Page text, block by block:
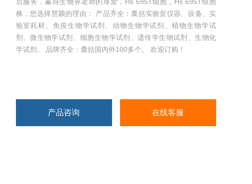
株，您选择慧颖的理由： 产品齐全：囊括实验室仪器、设备、实
验室耗材、免疫生物学试剂、动物生物学试剂、植物生物学试
剂、微生物学试剂、细胞生物学试剂、遗传学生物试剂、生物化
学试剂。 品牌齐全：囊括国内外100多个。 欢迎订购！
产品咨询 在线客服